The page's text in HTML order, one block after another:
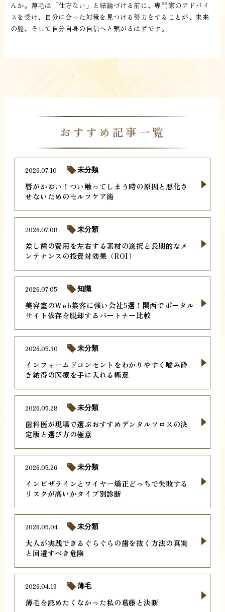
んか。薄毛は「仕方ない」と結論づける前に、専門家のアドバイ
スを受け、自分に合った対策を見つける努力をすることが、未来
の髪、そして自分自身の自信へと繋がるはずです。
おすすめ記事一覧
唇がかゆい！つい触ってしまう時の原因と悪化さ
せないためのセルフケア術
2026.07.10 未分類
差し歯の費用を左右する素材の選択と長期的なメ
ンテナンスの投資対効果（ROI）
2026.07.08 未分類
美容室のWeb集客に強い会社5選！関西でポータル
サイト依存を脱却するパートナー比較
2026.07.05 知識
インフォームドコンセントをわかりやすく噛み砕
き納得の医療を手に入れる極意
2026.05.30 未分類
歯科医が現場で選ぶおすすめデンタルフロスの決
定版と選び方の極意
2026.05.28 未分類
インビザラインとワイヤー矯正どっちで失敗する
リスクが高いかタイプ別診断
2026.05.26 未分類
大人が実践できるぐらぐらの歯を抜く方法の真実
と回避すべき危険
2026.05.04 未分類
薄毛を認めたくなかった私の葛藤と決断
2026.04.19 薄毛